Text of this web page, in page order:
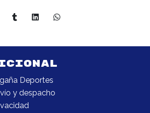
Deportes
y despacho